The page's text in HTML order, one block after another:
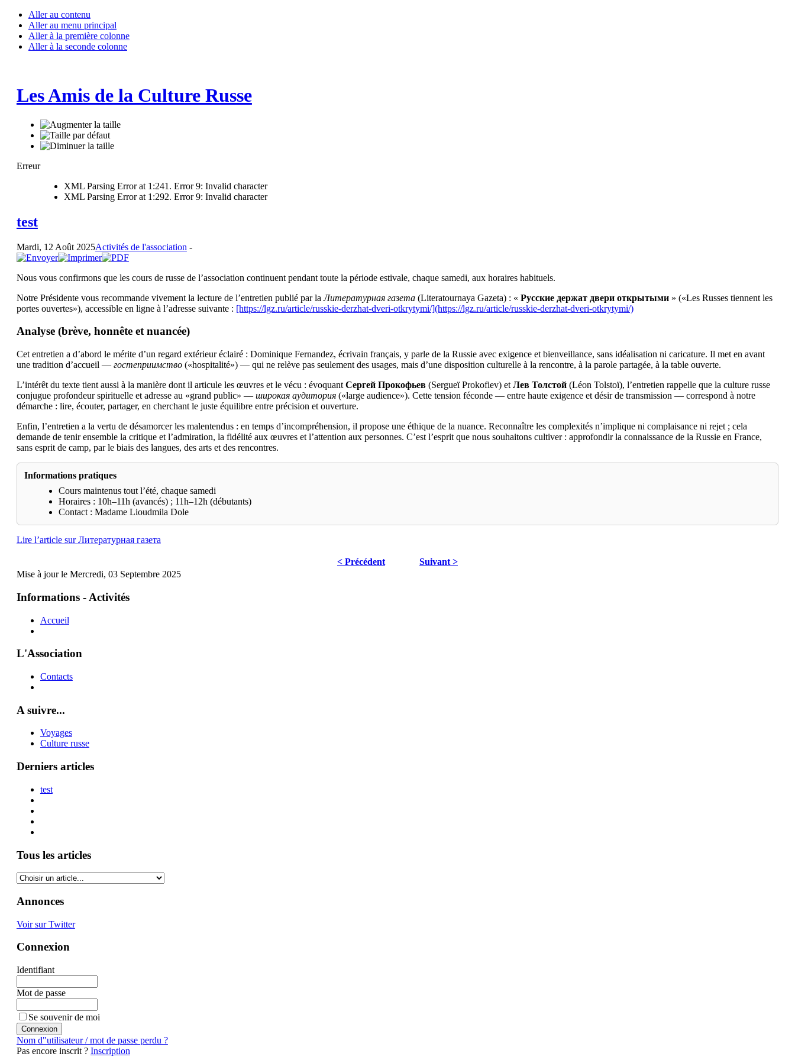
Aller au contenu
Aller au menu principal
Aller à la première colonne
Aller à la seconde colonne
Les Amis de la Culture Russe
Erreur
XML Parsing Error at 1:241. Error 9: Invalid character
XML Parsing Error at 1:292. Error 9: Invalid character
test
Mardi, 12 Août 2025Activités de l'association -
Nous vous confirmons que les cours de russe de l’association continuent pendant toute la période estivale, chaque samedi, aux horaires habituels.
Notre Présidente vous recommande vivement la lecture de l’entretien publié par laЛитературная газета(Literatournaya Gazeta) : « Русские держат двери открытыми» («Les Russes tiennent les
portes ouvertes»), accessible en ligne à l’adresse suivante : [https://lgz.ru/article/russkie-derzhat-dveri-otkrytymi/](https://lgz.ru/article/russkie-derzhat-dveri-otkrytymi/)
Analyse (brève, honnête et nuancée)
Cet entretien a d’abord le mérite d’un regard extérieur éclairé : Dominique Fernandez, écrivain français, y parle de la Russie avec exigence et bienveillance, sans idéalisation ni caricature. Il met en avant
une tradition d’accueil — гостеприимство(«hospitalité») — qui ne relève pas seulement des usages, mais d’une disposition culturelle à la rencontre, à la parole partagée, à la table ouverte.
L’intérêt du texte tient aussi à la manière dont il articule les œuvres et le vécu : évoquant Сергей Прокофьев(Sergueï Prokofiev) et Лев Толстой(Léon Tolstoï), l’entretien rappelle que la culture russe
conjugue profondeur spirituelle et adresse au «grand public» — широкая аудитория(«large audience»). Cette tension féconde — entre haute exigence et désir de transmission — correspond à notre
démarche : lire, écouter, partager, en cherchant le juste équilibre entre précision et ouverture.
Enfin, l’entretien a la vertu de désamorcer les malentendus : en temps d’incompréhension, il propose une éthique de la nuance. Reconnaître les complexités n’implique ni complaisance ni rejet ; cela
demande de tenir ensemble la critique et l’admiration, la fidélité aux œuvres et l’attention aux personnes. C’est l’esprit que nous souhaitons cultiver : approfondir la connaissance de la Russie en France,
sans esprit de camp, par le biais des langues, des arts et des rencontres.
Informations pratiques
Cours maintenus tout l’été, chaque samedi
Horaires : 10h–11h (avancés) ; 11h–12h (débutants)
Contact : Madame Lioudmila Dole
Lire l’article sur Литературная газета
< Précédent
Suivant >
Mise à jour le Mercredi, 03 Septembre 2025
Informations - Activités
Accueil
L'Association
Contacts
A suivre...
Voyages
Culture russe
Derniers articles
test
Tous les articles
Annonces
Voir sur Twitter
Connexion
Identifiant
Mot de passe
Se souvenir de moi
Nom d"utilisateur / mot de passe perdu ?
Pas encore inscrit ? Inscription